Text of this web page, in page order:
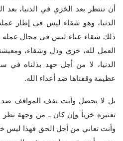
أن ننتظر بعد الخزي في الدنيا، بعد
الدنيا، وهو شقاء ليس في إطار
ذلك شقاء عناء ليس في مجال عمله
العمل لله، خزي وذل وشقاء،
الدنيا، لا من أجل جهد بذلناه في
عظيمة وقفناها ضد أعداء الله.
بل لا يحصل وأنت تقف المواقف ضد
تعتبره خزياً وإن كان ـ من وجهة نظر
وأنت تعاني من أجل الحق فهذا ليس